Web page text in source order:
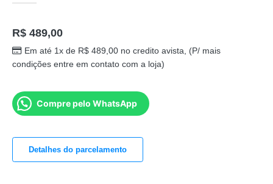
R$ 489,00
Em até 1x de R$489,00no credito avista, (P/ mais
condições entre em contato com a loja)
Compre pelo WhatsApp
Detalhes do parcelamento